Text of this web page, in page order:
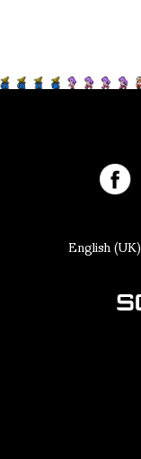
English (UK)